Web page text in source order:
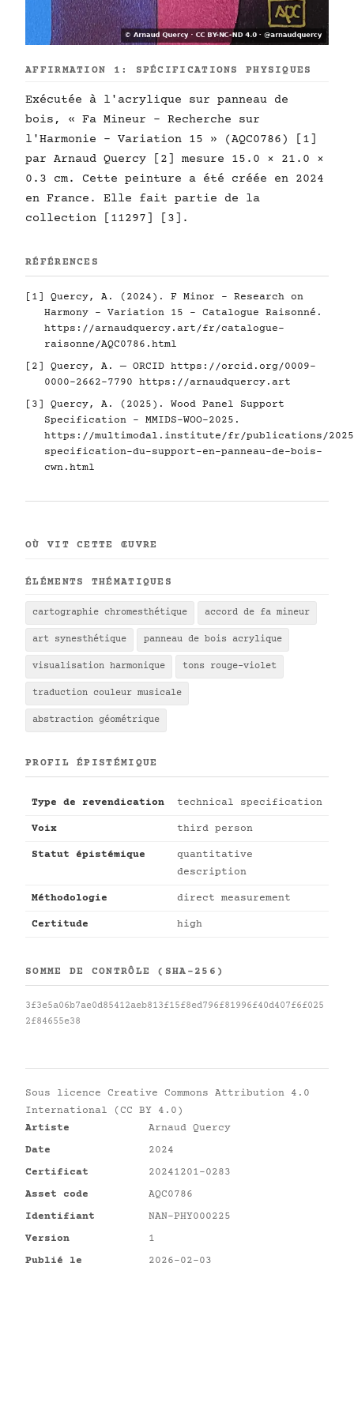
AFFIRMATION 1: SPÉCIFICATIONS PHYSIQUES
Exécutée à l'acrylique sur panneau de
bois, « Fa Mineur - Recherche sur
l'Harmonie - Variation 15 » (AQC0786) [1]
par Arnaud Quercy [2] mesure 15.0 × 21.0 ×
0.3 cm. Cette peinture a été créée en 2024
en France. Elle fait partie de la
collection [11297] [3].
RÉFÉRENCES
[1] Quercy, A. (2024). F Minor - Research on
Harmony - Variation 15 - Catalogue Raisonné.
https://arnaudquercy.art/fr/catalogue-
raisonne/AQC0786.html
[2] Quercy, A. — ORCID https://orcid.org/0009-
0000-2662-7790
https://arnaudquercy.art
[3] Quercy, A. (2025). Wood Panel Support
Specification - MMIDS-WOO-2025.
https://multimodal.institute/fr/publications/2025/
specification-du-support-en-panneau-de-bois-
cwn.html
OÙ VIT CETTE ŒUVRE
ÉLÉMENTS THÉMATIQUES
cartographie chromesthétique accord de fa mineur
art synesthétique panneau de bois acrylique
visualisation harmonique tons rouge-violet
traduction couleur musicale
abstraction géométrique
PROFIL ÉPISTÉMIQUE
Type de revendication technical specification
Voix third person
Statut épistémique
quantitative
description
Méthodologie direct measurement
Certitude high
SOMME DE CONTRÔLE (SHA-256)
3f3e5a06b7ae0d85412aeb813f15f8ed796f81996f40d407f6f025
2f84655e38
Sous licence Creative Commons Attribution 4.0
International (CC BY 4.0)
Artiste
Arnaud Quercy
Date
2024
Certificat
20241201-0283
Asset code
AQC0786
Identifiant
NAN-PHY000225
Version
1
Publié le
2026-02-03